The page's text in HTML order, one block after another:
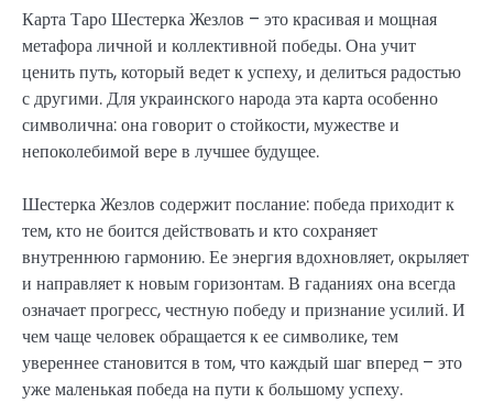
Карта Таро Шестерка Жезлов – это красивая и мощная
метафора личной и коллективной победы. Она учит
ценить путь, который ведет к успеху, и делиться радостью
с другими. Для украинского народа эта карта особенно
символична: она говорит о стойкости, мужестве и
непоколебимой вере в лучшее будущее.
Шестерка Жезлов содержит послание: победа приходит к
тем, кто не боится действовать и кто сохраняет
внутреннюю гармонию. Ее энергия вдохновляет, окрыляет
и направляет к новым горизонтам. В гаданиях она всегда
означает прогресс, честную победу и признание усилий. И
чем чаще человек обращается к ее символике, тем
увереннее становится в том, что каждый шаг вперед – это
уже маленькая победа на пути к большому успеху.